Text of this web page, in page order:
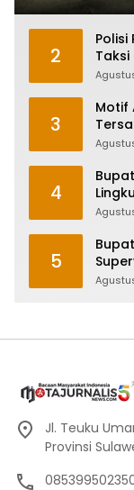
2
Polisi
3
Motif
4
Sulsel
5
Zero
Jl. Teuku
Provinsi